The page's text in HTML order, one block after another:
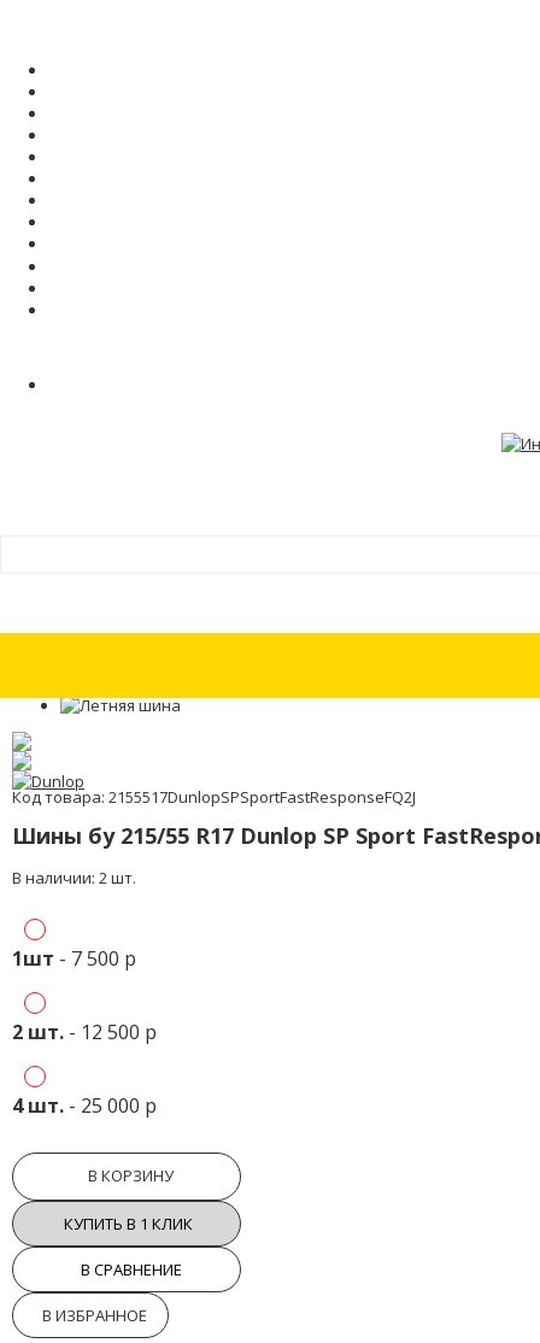
Код товара: 2155517DunlopSPSportFastResponseFQ2J
Шины бу 215/55 R17 Dunlop SP Sport
В наличии: 2 шт.
1шт - 7 500 р
2 шт. - 12 500 р
4 шт. - 25 000 р
В КОРЗИНУ
КУПИТЬ В 1 КЛИК
В СРАВНЕНИЕ
В ИЗБРАННОЕ